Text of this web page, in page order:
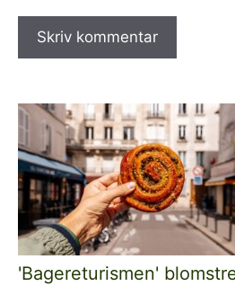
'Bagereturismen'